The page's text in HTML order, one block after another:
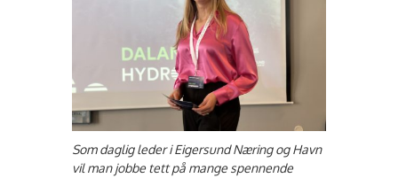
Som daglig leder i Eigersund Næring og Havn
vil man jobbe tett på mange spennende